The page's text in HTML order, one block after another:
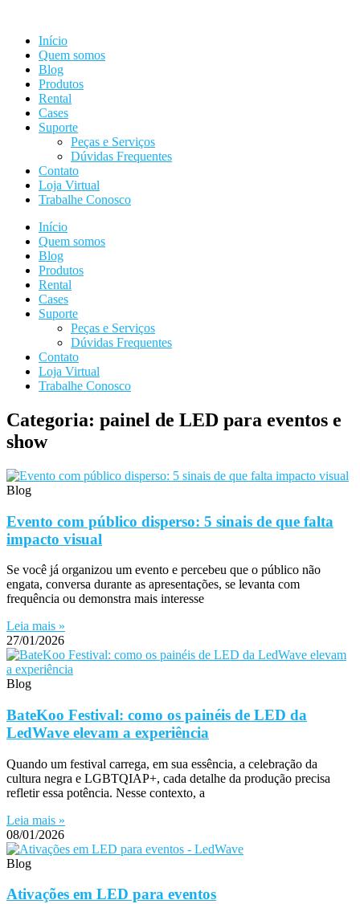
conteúdo
Início
Quem somos
Blog
Produtos
Rental
Cases
Suporte
Peças e Serviços
Dúvidas Frequentes
Contato
Loja Virtual
Trabalhe Conosco
Início
Quem somos
Blog
Produtos
Rental
Cases
Suporte
Peças e Serviços
Dúvidas Frequentes
Contato
Loja Virtual
Trabalhe Conosco
Categoria: painel de LED para eventos e
show
Blog
Evento com público disperso: 5 sinais de que falta
impacto visual
Se você já organizou um evento e percebeu que o público não
engata, conversa durante as apresentações, se levanta com
frequência ou demonstra mais interesse
Leia mais »
27/01/2026
Blog
BateKoo Festival: como os painéis de LED da
LedWave elevam a experiência
Quando um festival carrega, em sua essência, a celebração da
cultura negra e LGBTQIAP+, cada detalhe da produção precisa
refletir essa potência. Nesse contexto, a
Leia mais »
08/01/2026
Blog
Ativações em LED para eventos